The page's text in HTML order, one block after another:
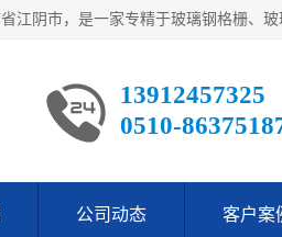
13912457325
0510-
公司动态 客户案